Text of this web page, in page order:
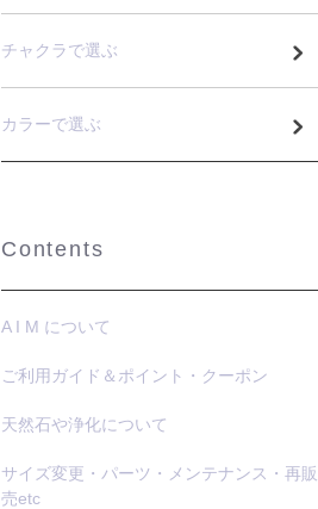
チャクラで選ぶ
カラーで選ぶ
Contents
A I M について
ご利用ガイド＆ポイント・クーポン
天然石や浄化について
サイズ変更・パーツ・メンテナンス・再販
売etc